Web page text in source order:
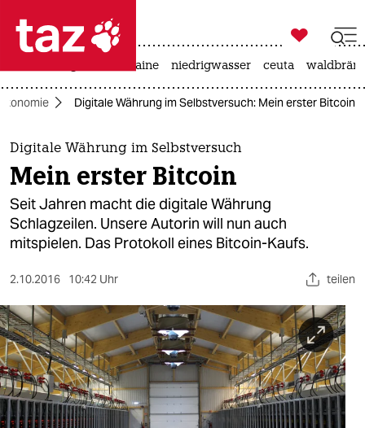
 taz zahl ich
taz zahl ich
themen
politik
öko
gesellschaft
sport
berlin
nord

taz zahl ich
krieg in der ukraine niedrigwasser ceuta
Digitale Währung im Selbstversuch: Mein erster Bitcoin
Digitale Währung im Selbstversuch
Mein erster Bitcoin
Seit Jahren macht die digitale Währung
Schlagzeilen. Unsere Autorin will nun auch
mitspielen. Das Protokoll eines Bitcoin-Kaufs.
2.10.2016 10:42 Uhr teilen